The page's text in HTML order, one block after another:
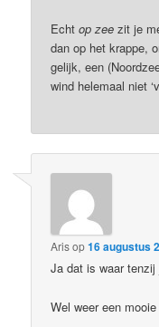
Echtop zee zit je
dan op het krappe,
gelijk, een
wind helemaal niet
Arisop16 augustus
Ja dat is waar
Wel weer een